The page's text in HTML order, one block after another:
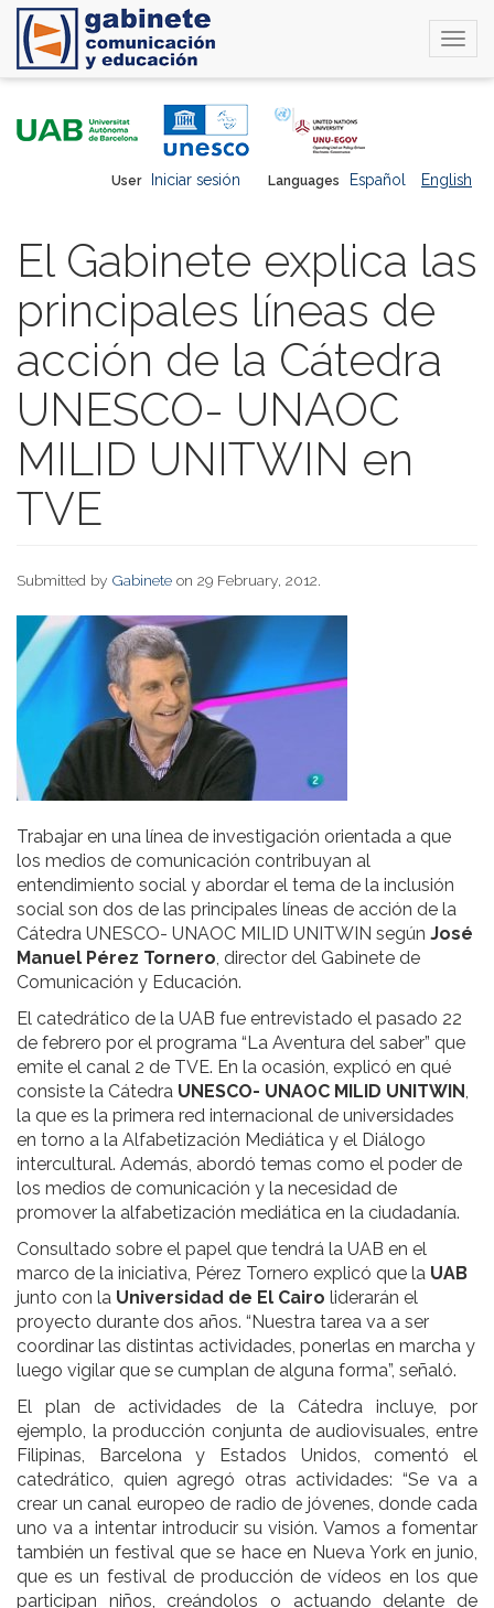
Languages Español English
User Iniciar sesión
El Gabinete explica las
principales líneas de
acción de la Cátedra
UNESCO- UNAOC
MILID UNITWIN en
TVE
Submitted by Gabinete on 29 February, 2012.
Trabajar en una línea de investigación orientada a que
los medios de comunicación contribuyan al
entendimiento social y abordar el tema de la inclusión
social son dos de las principales líneas de acción de la
Cátedra UNESCO- UNAOC MILID UNITWIN según José
Manuel Pérez Tornero, director del Gabinete de
Comunicación y Educación.
El catedrático de la UAB fue entrevistado el pasado 22
de febrero por el programa “La Aventura del saber” que
emite el canal 2 de TVE. En la ocasión, explicó en qué
consiste la Cátedra UNESCO- UNAOC MILID UNITWIN,
la que es la primera red internacional de universidades
en torno a la Alfabetización Mediática y el Diálogo
intercultural. Además, abordó temas como el poder de
los medios de comunicación y la necesidad de
promover la alfabetización mediática en la ciudadanía.
Consultado sobre el papel que tendrá la UAB en el
marco de la iniciativa, Pérez Tornero explicó que la UAB
junto con la Universidad de El Cairo liderarán el
proyecto durante dos años. “Nuestra tarea va a ser
coordinar las distintas actividades, ponerlas en marcha y
luego vigilar que se cumplan de alguna forma”, señaló.
El plan de actividades de la Cátedra incluye, por
ejemplo, la producción conjunta de audiovisuales, entre
Filipinas, Barcelona y Estados Unidos, comentó el
catedrático, quien agregó otras actividades: “Se va a
crear un canal europeo de radio de jóvenes, donde cada
uno va a intentar introducir su visión. Vamos a fomentar
también un festival que se hace en Nueva York en junio,
que es un festival de producción de vídeos en los que
participan niños, creándolos o actuando delante de